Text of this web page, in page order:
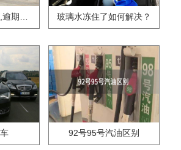
驾驶证到期没有换,逾期怎么办?? 玻璃水冻住了如何解决？
92号95号汽油区别